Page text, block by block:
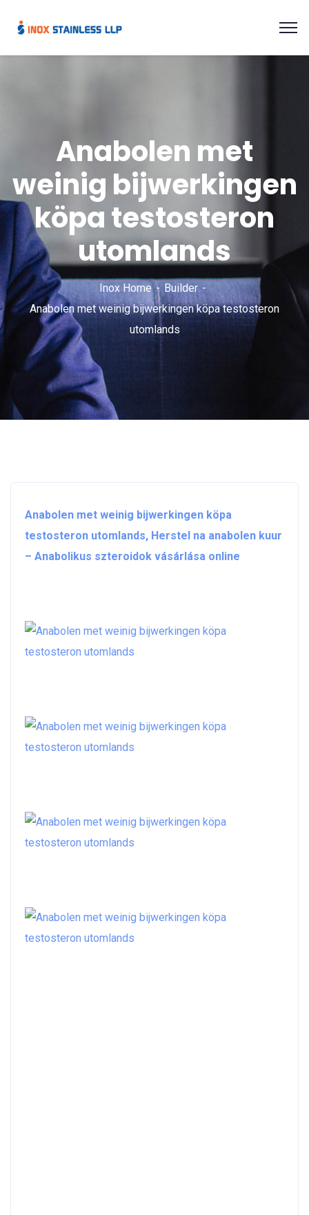
Anabolen met
weinig bijwerkingen
köpa testosteron
utomlands
Inox Home
Builder
Anabolen met weinig bijwerkingen köpa testosteron
utomlands
Anabolen met weinig bijwerkingen köpa
testosteron utomlands, Herstel na anabolen kuur
– Anabolikus szteroidok vásárlása online